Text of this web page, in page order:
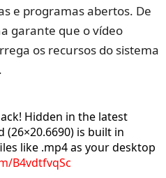
e programas abertos. De
garante que o vídeo
os recursos do sistema
Hidden in the latest
(26×20.6690) is built in
like .mp4 as your desktop
B4vdtfvqSc